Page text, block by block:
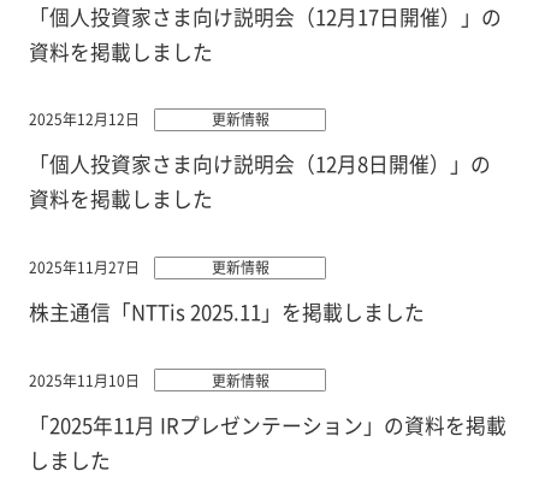
「個人投資家さま向け説明会（12月17日開催）」の
資料を掲載しました
2025年12月12日 更新情報
「個人投資家さま向け説明会（12月8日開催）」の
資料を掲載しました
2025年11月27日 更新情報
株主通信「NTTis 2025.11」を掲載しました
2025年11月10日 更新情報
「2025年11月 IRプレゼンテーション」の資料を掲載
しました